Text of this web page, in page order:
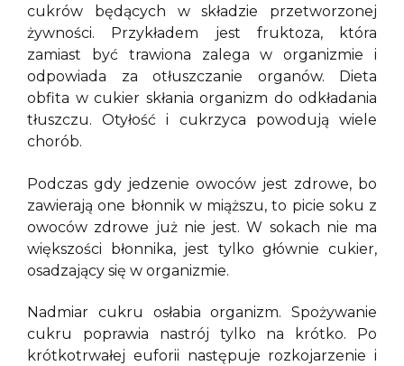
cukrów będących w składzie przetworzonej
żywności. Przykładem jest fruktoza, która
zamiast być trawiona zalega w organizmie i
odpowiada za otłuszczanie organów. Dieta
obfita w cukier skłania organizm do odkładania
tłuszczu. Otyłość i cukrzyca powodują wiele
chorób.
Podczas gdy jedzenie owoców jest zdrowe, bo
zawierają one błonnik w miąższu, to picie soku z
owoców zdrowe już nie jest. W sokach nie ma
większości błonnika, jest tylko głównie cukier,
osadzający się w organizmie.
Nadmiar cukru osłabia organizm. Spożywanie
cukru poprawia nastrój tylko na krótko. Po
krótkotrwałej euforii następuje rozkojarzenie i